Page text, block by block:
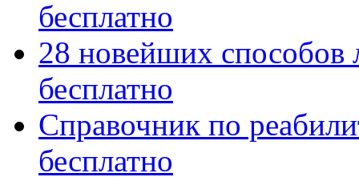
бесплатно
28 новейших способов
бесплатно
Справочник по
бесплатно